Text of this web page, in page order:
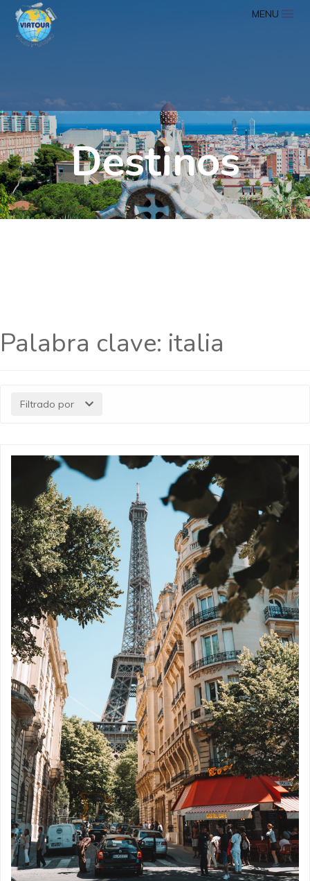
MENU
Destinos
Palabra clave: italia
Filtrado por